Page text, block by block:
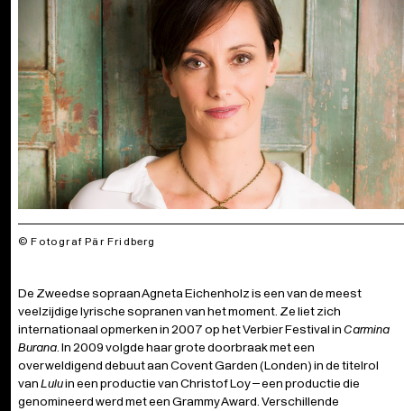
© Fotograf Pär Fridberg
De Zweedse sopraan Agneta Eichenholz is een van de meest
veelzijdige lyrische sopranen van het moment. Ze liet zich
internationaal opmerken in 2007 op het Verbier Festival inCarmina
Burana. In 2009 volgde haar grote doorbraak met een
overweldigend debuut aan Covent Garden (Londen) in de titelrol
vanLuluin een productie van Christof Loy – een productie die
genomineerd werd met een Grammy Award. Verschillende